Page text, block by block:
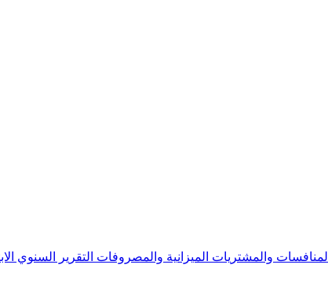
المنافسات والمشتريات الميزانية والمصروفات التقرير السنوي